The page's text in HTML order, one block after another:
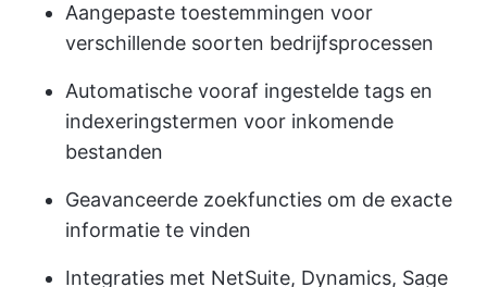
Aangepaste toestemmingen voor
verschillende soorten bedrijfsprocessen
Automatische vooraf ingestelde tags en
indexeringstermen voor inkomende
bestanden
Geavanceerde zoekfuncties om de exacte
informatie te vinden
Integraties met NetSuite, Dynamics, Sage